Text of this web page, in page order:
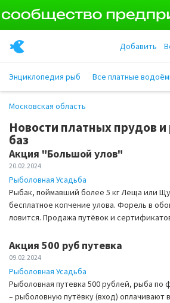
Добавить
Энциклопедия рыб Все платные
Московская область
Новости платных прудов
баз
Акция "Большой улов"
20.02.2024
Рыболовная Усадьба
Рыбак, поймавший более 5 кг Леща или
бесплатное копчение улова. Форель в
ловится. Продажа путёвок и
Акция 500 руб путевка
09.02.2024
Рыболовная Усадьба
Рыболовная путевка 500 рублей, рыба по
– рыболовную путёвку (вход) оплачивают